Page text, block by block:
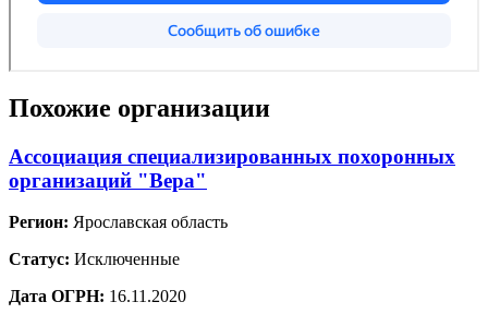
Похожие организации
Ассоциация специализированных похоронных
организаций "Вера"
Регион: Ярославская область
Статус: Исключенные
Дата ОГРН: 16.11.2020